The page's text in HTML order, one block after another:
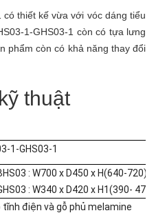
có thiết kế vừa với vóc dáng tiểu
1-GHS03-1 còn có tựa lưng
phẩm còn có khả năng thay đổi
thuật
1-GHS03-1
: W700 x D450 x H(640-720)
: W340 x D420 x H1(390-
tĩnh điện và gỗ phủ melamine